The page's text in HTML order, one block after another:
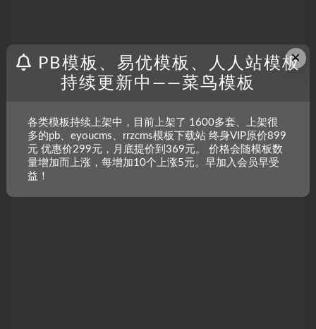
×
PB模板、易优模板、人人站模板
持续更新中——菜鸟模板
各类模板持续上架中，目前上架了 1600多套、上架很
多的pb、eyoucms、rrzcms模板下载站 终身VIP原价899
元 优惠价299元，月底提价到369元。 价格会随模板数
量增加而上涨，每增加10个上涨5元。早加入会员早受
益！